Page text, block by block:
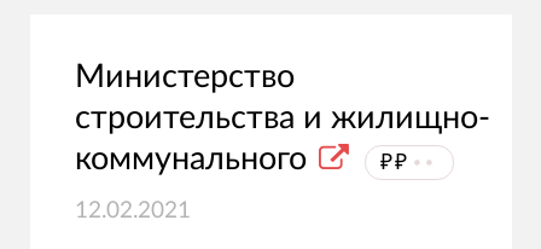
Министерство
строительства и жилищно-
коммунального
₽₽ ⦁⦁
12.02.2021